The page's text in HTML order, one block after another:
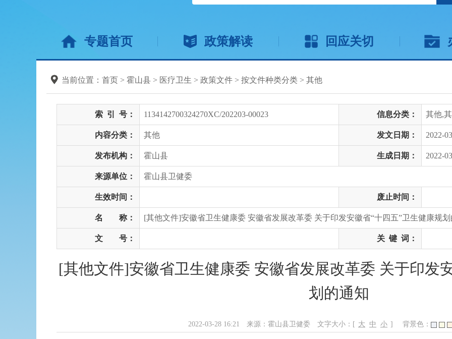
专题首页 政策解读 回应关切
当前位置： 首页 > 霍山县 > 医疗卫生 > 政策文件 > 按文件种类分类 > 其他
索 引 号： 1134142700324270XC/202203-00023 信息分类： 其他,
内容分类： 其他 发文日期： 2022-
发布机构： 霍山县 生成日期： 2022-
来源单位： 霍山县卫健委
生效时间： 废止时间：
名 称： [其他文件]安徽省卫生健康委 安徽省发展改革委 关于印发安徽省“十四五”卫生健康规
文 号： 关 键 词：
[其他文件]安徽省卫生健康委 安徽省发展改革委 关于印发
划的通知
2022-03-28 16:21 来源：霍山县卫健委 文字大小：[ 大 中 小 ] 背景色：